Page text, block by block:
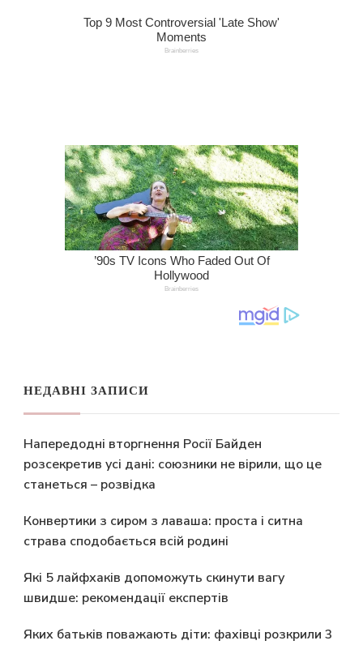
НЕДАВНІ ЗАПИСИ
Напередодні вторгнення Росії Байден
розсекретив усі дані: союзники не вірили, що це
станеться – розвідка
Конвертики з сиром з лаваша: проста і ситна
страва сподобається всій родині
Які 5 лайфхаків допоможуть скинути вагу
швидше: рекомендації експертів
Яких батьків поважають діти: фахівці розкрили 3